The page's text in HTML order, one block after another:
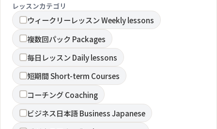
レッスンカテゴリ
ウィークリーレッスン Weekly lessons
複数回パック Packages
毎日レッスン Daily lessons
短期間 Short-term Courses
コーチング Coaching
ビジネス日本語 Business Japanese